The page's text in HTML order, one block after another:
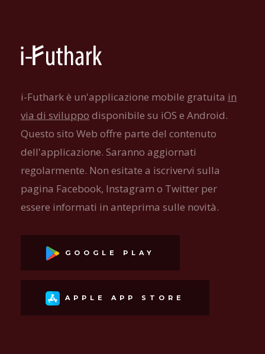
i-Futhark è un'applicazione mobile gratuita in
via di sviluppo disponibile su iOS e Android.
Questo sito Web offre parte del contenuto
dell'applicazione. Saranno aggiornati
regolarmente. Non esitate a iscrivervi sulla
pagina Facebook, Instagram o Twitter per
essere informati in anteprima sulle novità.
GOOGLE PLAY
APPLE APP STORE